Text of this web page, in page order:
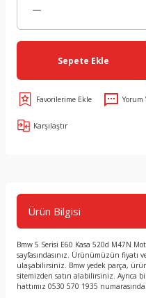
Sepete Ekle
Yorum
Karşılaştır
Ürün Bilgisi
Bmw 5 Serisi E60 Kasa 520d M47N
sayfasındasınız. Ürünümüzün fiyatı
ulaşabilirsiniz. Bmw yedek parça,
sitemizden satın alabilirsiniz. Ayrıca
hattımız 0530 570 1935